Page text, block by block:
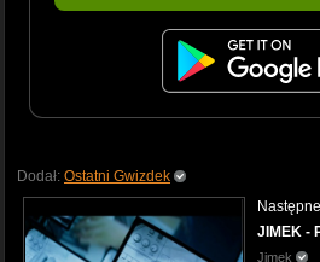
Dodał: Ostatni Gwizdek
JIMEK -
Jimek